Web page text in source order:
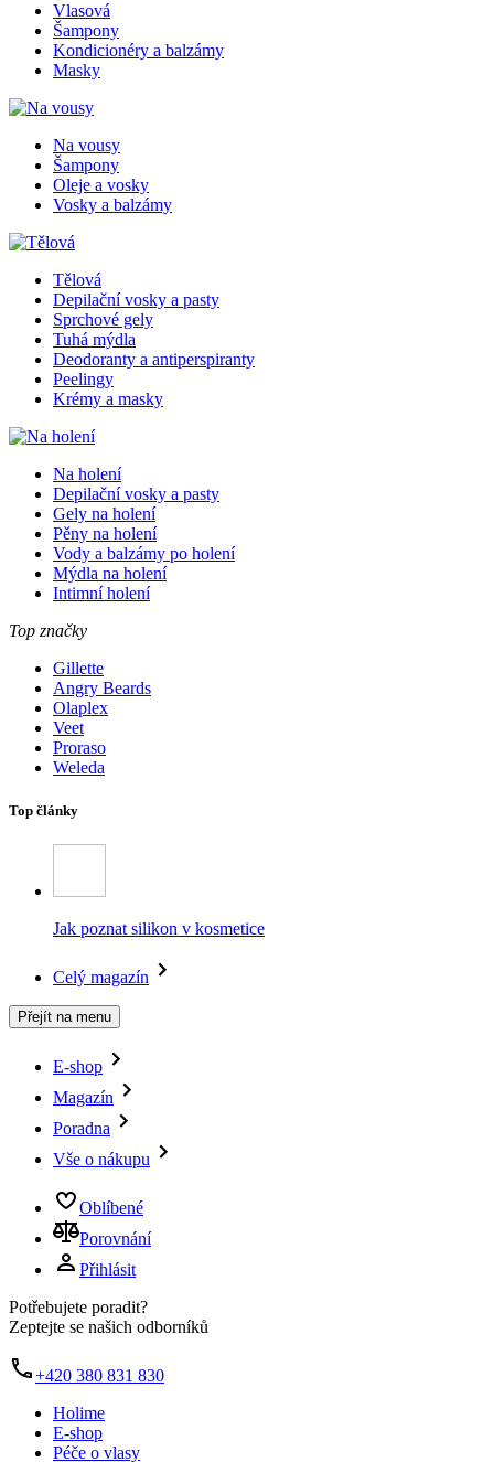
Vlasová
Šampony
Kondicionéry a balzámy
Masky
Na vousy
Šampony
Oleje a vosky
Vosky a balzámy
Tělová
Depilační vosky a pasty
Sprchové gely
Tuhá mýdla
Deodoranty a antiperspiranty
Peelingy
Krémy a masky
Na holení
Depilační vosky a pasty
Gely na holení
Pěny na holení
Vody a balzámy po holení
Mýdla na holení
Intimní holení
Top značky
Gillette
Angry Beards
Olaplex
Veet
Proraso
Weleda
Top články
Jak poznat silikon v kosmetice
Celý magazín
Přejít na menu
E-shop
Magazín
Poradna
Vše o nákupu
Oblíbené
Porovnání
Přihlásit
Potřebujete poradit?
Zeptejte se našich odborníků
+420 380 831 830
Holime
E-shop
Péče o vlasy